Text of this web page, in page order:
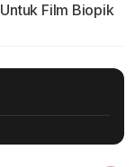
Film Biopik